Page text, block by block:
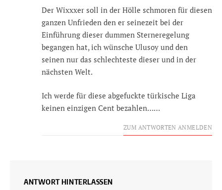
Der Wixxxer soll in der Hölle schmoren für diesen
ganzen Unfrieden den er seinezeit bei der
Einführung dieser dummen Sterneregelung
begangen hat, ich wünsche Ulusoy und den
seinen nur das schlechteste dieser und in der
nächsten Welt.
Ich werde für diese abgefuckte türkische Liga
keinen einzigen Cent bezahlen……
ZUM ANTWORTEN ANMELDEN
ANTWORT HINTERLASSEN